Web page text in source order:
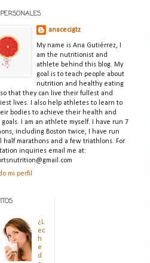
anacecigtz
My name is Ana Gutiérrez, I
am the nutritionist and
athlete behind this blog. My
goal is to teach people about
nutrition and healthy eating
that they can live their fullest and
lives. I also help athletes to learn to
bodies to achieve their health and
I am an athlete myself. I have run 7
including Boston twice, I have run
half marathons and a few triathlons. For
inquiries email me at:
mi perfil
¿L
ec
h
e
d